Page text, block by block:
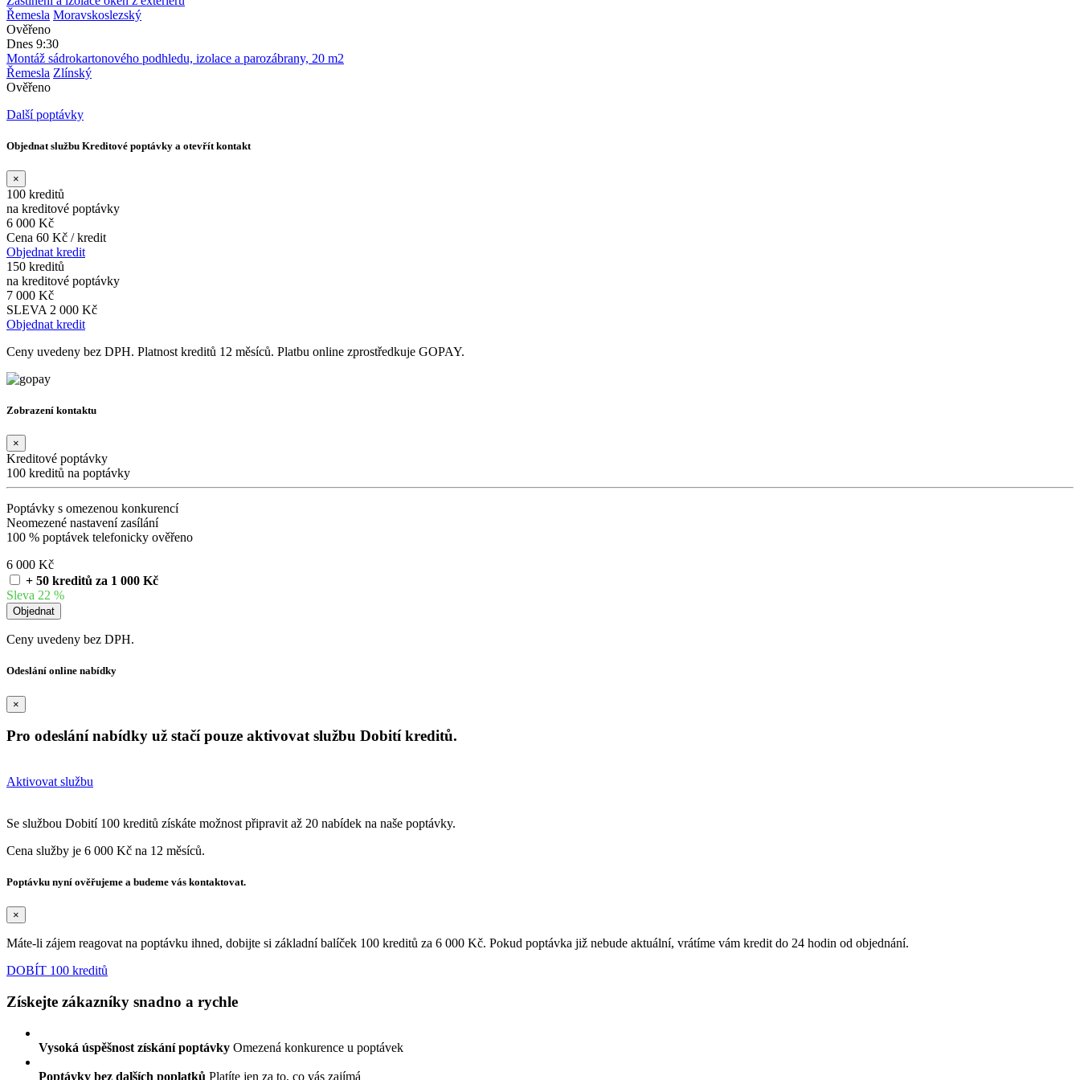
Řemesla Moravskoslezský
Ověřeno
Dnes 9:30
Montáž sádrokartonového podhledu, izolace a parozábrany, 20 m2
Řemesla Zlínský
Ověřeno
Další poptávky
Objednat službu Kreditové poptávky a otevřít kontakt
×
100 kreditů
na kreditové poptávky
6 000 Kč
Cena 60 Kč / kredit
Objednat kredit
150 kreditů
na kreditové poptávky
7 000 Kč
SLEVA 2 000 Kč
Objednat kredit
Ceny uvedeny bez DPH. Platnost kreditů 12 měsíců. Platbu online zprostředkuje GOPAY.
Zobrazení kontaktu
×
Kreditové poptávky
100 kreditů na poptávky
Poptávky s omezenou konkurencí
Neomezené nastavení zasílání
100 % poptávek telefonicky ověřeno
6 000 Kč
+ 50 kreditů za 1 000 Kč
Sleva 22 %
Ceny uvedeny bez DPH.
Odeslání online nabídky
×
Pro odeslání nabídky už stačí pouze aktivovat službu Dobití kreditů.
Aktivovat službu
Se službou Dobití 100 kreditů získáte možnost připravit až 20 nabídek na naše poptávky.
Cena služby je 6 000 Kč na 12 měsíců.
Poptávku nyní ověřujeme a budeme vás kontaktovat.
×
Máte-li zájem reagovat na poptávku ihned, dobijte si základní balíček 100 kreditů za 6 000 Kč. Pokud poptávka již nebude aktuální, vrátíme vám kredit do 24 hodin od objednání.
DOBÍT 100 kreditů
Získejte zákazníky snadno a rychle
Vysoká úspěšnost získání poptávky Omezená konkurence u poptávek
Poptávky bez dalších poplatků Platíte jen za to, co vás zajímá